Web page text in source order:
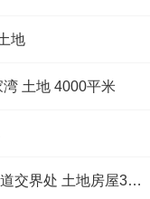
地
土地 4000平米
(出租) 防城城区 环城东路与文昌大道交界处 土地房屋3500平米